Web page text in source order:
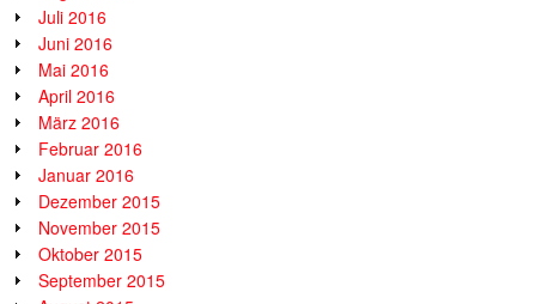
Juli 2016
Juni 2016
Mai 2016
April 2016
März 2016
Februar 2016
Januar 2016
Dezember 2015
November 2015
Oktober 2015
September 2015